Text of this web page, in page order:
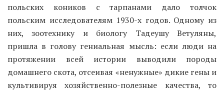
польских коников с тарпанами дало толчок
польским исследователям 1930-х годов. Одному из
них, зоотехнику и биологу Тадеушу Ветуляны,
пришла в голову гениальная мысль: если люди на
протяжении всей истории выводили породы
домашнего скота, отсеивая «ненужные» дикие гены и
культивируя хозяйственно-полезные качества, то